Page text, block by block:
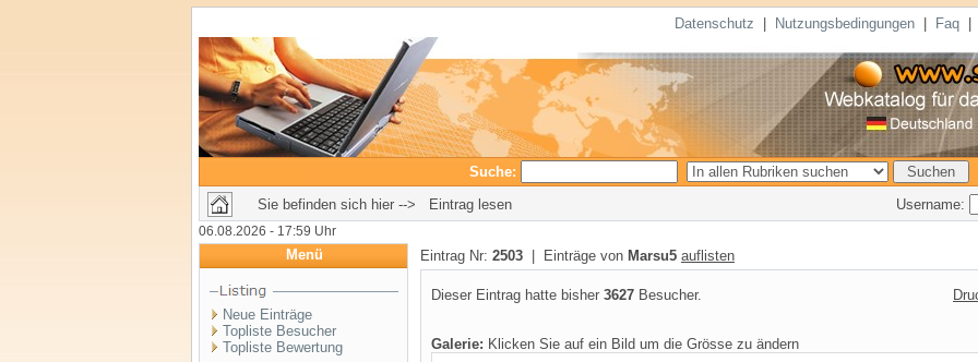
Datenschutz Nutzungsbedingungen Faq
Suche:
Sie befinden sich hier --> Eintrag lesen
Username:
06.08.2026 - 17:59 Uhr
Menü
Neue Einträge
Topliste Besucher
Topliste Bewertung
Eintrag Nr: 2503 | Einträge von Marsu5 auflisten
Dieser Eintrag hatte bisher 3627 Besucher.
Galerie: Klicken Sie auf ein Bild um die Grösse zu ändern